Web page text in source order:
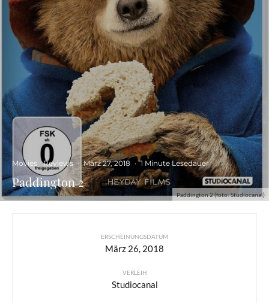
Paddington 2 (foto: Studiocanal)
Movies Reviews · März 27, 2018 · 1 Minute Lesedauer
Paddington 2
ERSCHEINUNGSDATUM
März 26, 2018
VERLEIH
Studiocanal